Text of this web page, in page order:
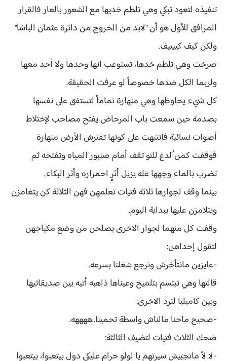
تنفيذه لتعود تبكي وهي تلطم خديها مع الشعور بالعار فالقرار
المرافق للأول هو أن "لابد من الخروج من دائرة عثمان الباشا"
ولكن كيف كييييف.
صرخت وهي تلطم خدها، تستوعب انها وحدها ولا أحد معها
ولربما الكل ضدها خصوصاً لو عرفت الحقيقة.
كل شيء يحاوطها وهي منهارة تماماً لتستفق على نفسها
بصدمة حين سمعت باب المرحاض يفتح مصاحب لإختلاط
أصوات نسائية فانتبهت على كونها تفترش الأرض منهارة
فوقفت كمن ُلدغ للتو تقف أمام صنبور المياه وتفتحه ثم
تضرب بالماء وجهها عله يزيل أثرٍ احمراره وأثر البكاء.
بينما وقف لجوارها ثلاثة فتيات تعلمهن فهن الثلاثة كن يتغامزن
ويتلامزن عليها ببداية اليوم.
وقفت كل منهما لجوار الاخرى يصلحن من وضع مكياجهن
لتقول إحداهن:
-عايزين مانتأخرش ونرجع شغلنا بسرعه.
قالتها وهي تبتسم بتلميح وعيناها ذاهبه أتيه بين صديقاتيها
وبين كاميليا لترد الاخرى:
-صحيح ماحنا مالناش واسطة تحمينا..ههههه.
ضحك الثلاث فتيات لتضيف الثالثة:
-لا لأ ماتجبيش سيرتهم يا لولو حرام عليكي دول بيتعبوا، بيتعبوا